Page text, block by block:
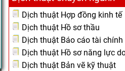
Dịch thuật Hợp đồng kinh tế
Dịch thuật Hồ sơ thầu
Dịch thuật Báo cáo tài chính
Dịch thuật Hồ sơ năng lực
Dịch thuật Bản vẽ kỹ thuật